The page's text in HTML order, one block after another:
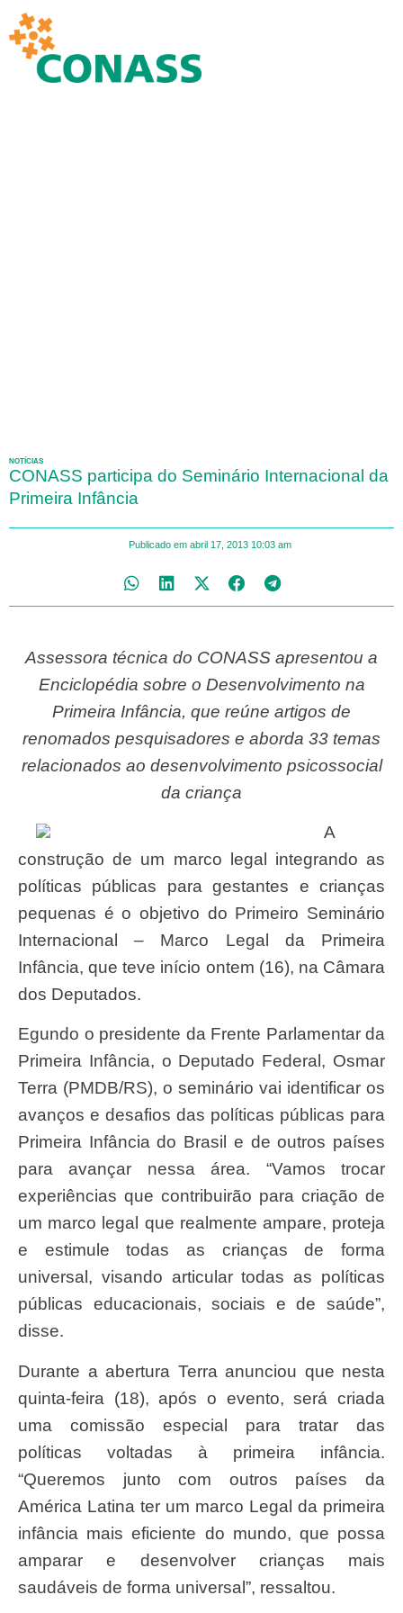
NOTÍCIAS
CONASS participa do Seminário Internacional da
Primeira Infância
Publicado em abril 17, 2013 10:03 am
Assessora técnica do CONASS apresentou a
Enciclopédia sobre o Desenvolvimento na
Primeira Infância, que reúne artigos de
renomados pesquisadores e aborda 33 temas
relacionados ao desenvolvimento psicossocial
da criança
A
construção de um marco legal integrando as
políticas públicas para gestantes e crianças
pequenas é o objetivo do Primeiro Seminário
Internacional – Marco Legal da Primeira
Infância, que teve início ontem (16), na Câmara
dos Deputados.
egundo o presidente da Frente Parlamentar da
Primeira Infância, o Deputado Federal, Osmar
Terra (PMDB/RS), o seminário vai identificar os
avanços e desafios das políticas públicas para
Primeira Infância do Brasil e de outros países
para avançar nessa área. “Vamos trocar
experiências que contribuirão para criação de
um marco legal que realmente ampare, proteja
e estimule todas as crianças de forma
universal, visando articular todas as políticas
públicas educacionais, sociais e de saúde”,
disse.
Durante a abertura Terra anunciou que nesta
quinta-feira (18), após o evento, será criada
uma comissão especial para tratar das
políticas voltadas à primeira infância.
“Queremos junto com outros países da
América Latina ter um marco Legal da primeira
infância mais eficiente do mundo, que possa
amparar e desenvolver crianças mais
saudáveis de forma universal”, ressaltou.